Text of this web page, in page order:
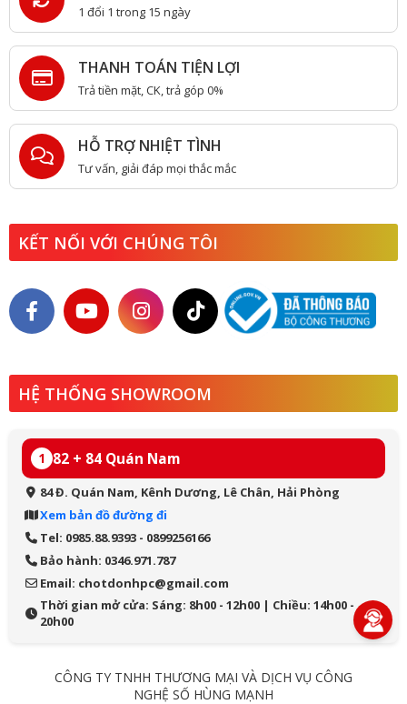
1 đổi 1 trong 15 ngày
THANH TOÁN TIỆN LỢI
Trả tiền mặt, CK, trả góp 0%
HỖ TRỢ NHIỆT TÌNH
Tư vấn, giải đáp mọi thắc mắc
KẾT NỐI VỚI CHÚNG TÔI
HỆ THỐNG SHOWROOM
1 82 + 84 Quán Nam
84 Đ. Quán Nam, Kênh Dương, Lê Chân, Hải Phòng
Xem bản đồ đường đi
Tel: 0985.88.9393 - 0899256166
Bảo hành: 0346.971.787
Email: chotdonhpc@gmail.com
Thời gian mở cửa: Sáng: 8h00 - 12h00 | Chiều: 14h00 -
20h00
CÔNG TY TNHH THƯƠNG MẠI VÀ DỊCH VỤ CÔNG
NGHỆ SỐ HÙNG MẠNH